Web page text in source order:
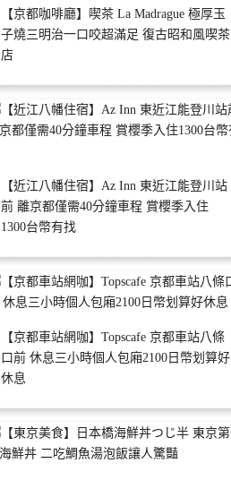
【京都咖啡廳】喫茶 La Madrague 極厚玉
子燒三明治一口咬超滿足 復古昭和風喫茶
店
【近江八幡住宿】Az Inn 東近江能登川站
前 離京都僅需40分鐘車程 賞櫻季入住
1300台幣有找
【京都車站網咖】Topscafe 京都車站八條
口前 休息三小時個人包廂2100日幣划算好
休息